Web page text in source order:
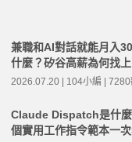
兼職和AI對話就能月入
什麼？矽谷高薪為何找
2026.07.20 | 104小編 |
Claude Dispatch是什
個實用工作指令範本一